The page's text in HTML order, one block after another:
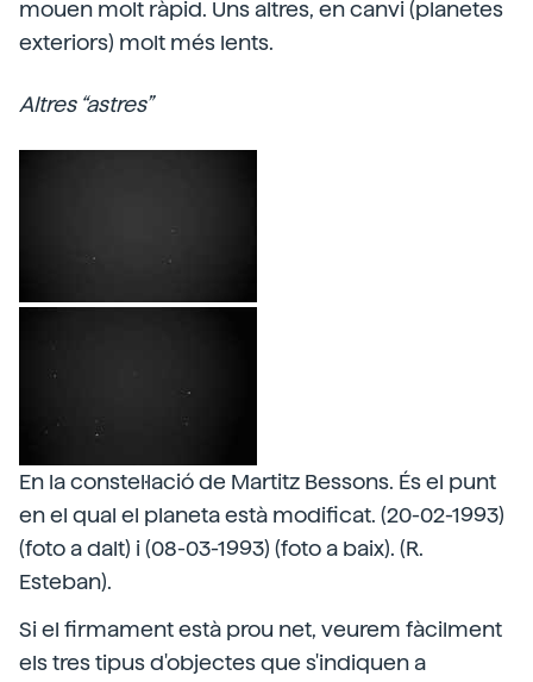
mouen molt ràpid. Uns altres, en canvi (planetes
exteriors) molt més lents.
Altres “astres”
En la constel·lació de Martitz Bessons. És el punt
en el qual el planeta està modificat. (20-02-1993)
(foto a dalt) i (08-03-1993) (foto a baix). (R.
Esteban).
Si el firmament està prou net, veurem fàcilment
els tres tipus d'objectes que s'indiquen a